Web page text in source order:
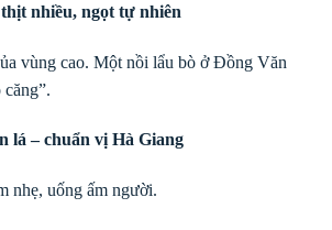
nhiều, ngọt tự nhiên
vùng cao. Một nồi lẩu bò ở Đồng Văn
lá – chuẩn vị Hà Giang
nhẹ, uống ấm người.